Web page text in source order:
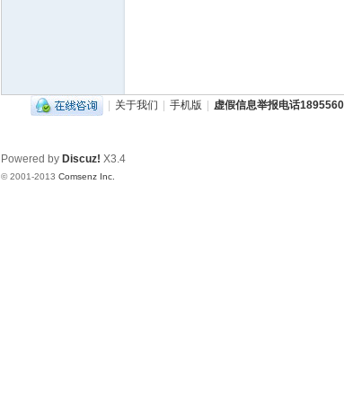
| 关于我们 | 手机版 | 虚假信息举报电话
Powered by Discuz! X3.4
© 2001-2013 Comsenz Inc.